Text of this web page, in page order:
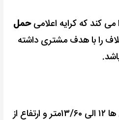
کند که کرایه اعلامیحمل
را با هدف مشتری داشته
طول دنباله کف این تریلی ها ۱۲ الی ۱۳/۶۰متر و ارتفاع از